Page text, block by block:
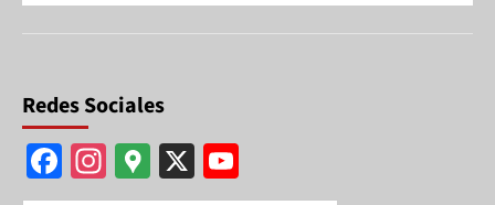
Redes Sociales
F
ac
In
st
G
o
X
o